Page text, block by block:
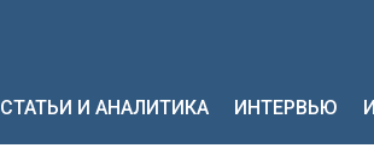
СТАТЬИ И АНАЛИТИКА ИНТЕРВЬЮ